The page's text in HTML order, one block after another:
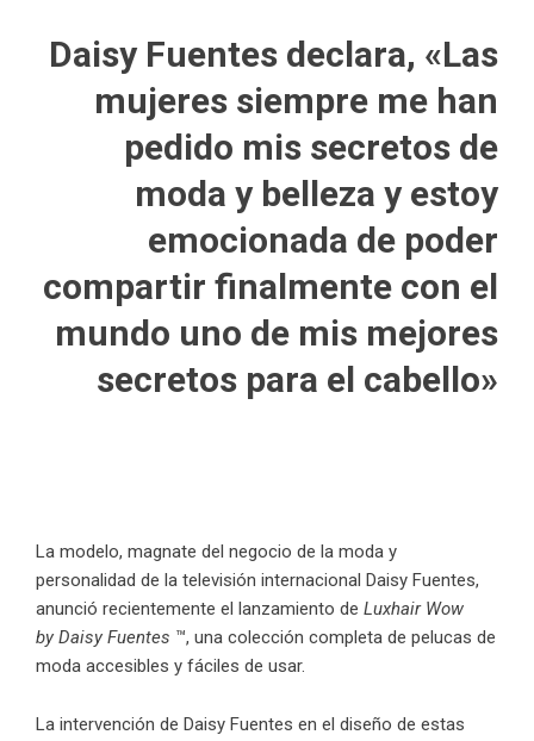
Daisy Fuentes declara, «Las
mujeres siempre me han
pedido mis secretos de
moda y belleza y estoy
emocionada de poder
compartir finalmente con el
mundo uno de mis mejores
secretos para el cabello»
La modelo, magnate del negocio de la moda y
personalidad de la televisión internacional Daisy Fuentes,
anunció recientemente el lanzamiento de Luxhair Wow
by Daisy Fuentes ™, una colección completa de pelucas de
moda accesibles y fáciles de usar.
La intervención de Daisy Fuentes en el diseño de estas